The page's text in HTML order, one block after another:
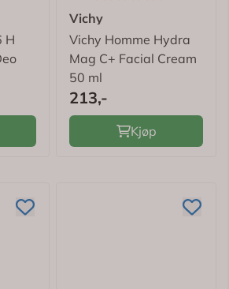
H
Vichy
Vichy Homme Hydra
Mag C+ Facial Cream
50 ml
213,-
Kjøp